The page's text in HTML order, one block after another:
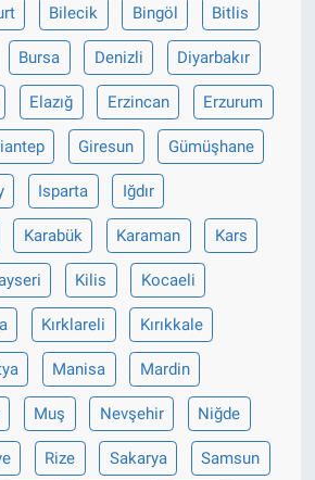
Bilecik Bingöl Bitlis
Bursa Denizli Diyarbakır
Elazığ Erzincan Erzurum
Giresun Gümüşhane
Isparta Iğdır
Karabük Karaman Kars
Kilis Kocaeli
Kırklareli Kırıkkale
Manisa Mardin
Muş Nevşehir Niğde
Rize Sakarya Samsun